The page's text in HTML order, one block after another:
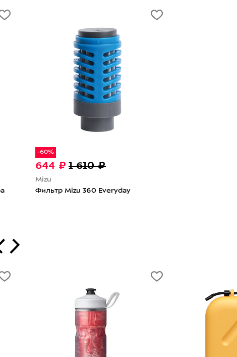
-60%
644 ₽ 1 610 ₽
Mizu
Фильтр Mizu 360 Everyday